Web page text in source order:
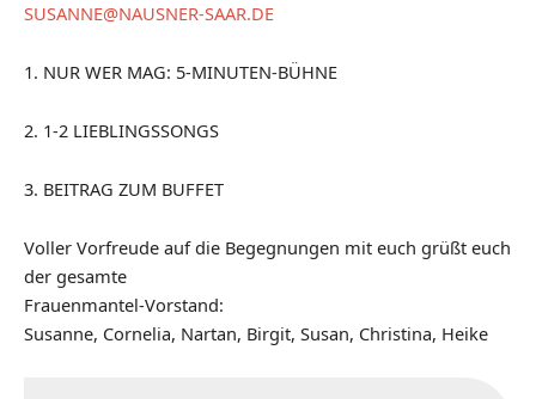
SUSANNE@NAUSNER-SAAR.DE
1. NUR WER MAG: 5-MINUTEN-BÜHNE
2. 1-2 LIEBLINGSSONGS
3. BEITRAG ZUM BUFFET
Voller Vorfreude auf die Begegnungen mit euch grüßt euch
der gesamte
Frauenmantel-Vorstand:
Susanne, Cornelia, Nartan, Birgit, Susan, Christina, Heike